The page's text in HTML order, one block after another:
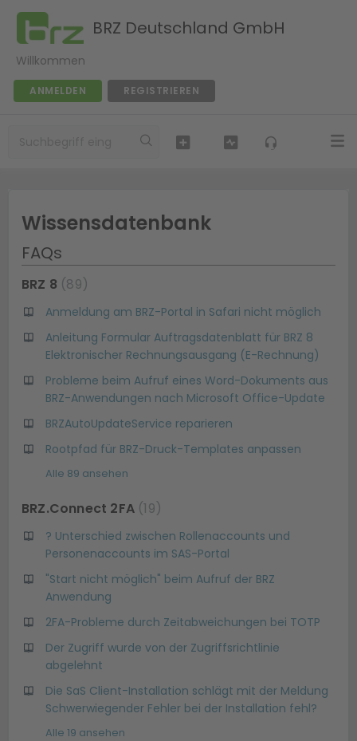
BRZ Deutschland GmbH
Willkommen
ANMELDEN REGISTRIEREN
Wissensdatenbank
FAQs
BRZ 8 89
Anmeldung am BRZ-Portal in Safari nicht möglich
Anleitung Formular Auftragsdatenblatt für BRZ 8
Elektronischer Rechnungsausgang (E-Rechnung)
Probleme beim Aufruf eines Word-Dokuments aus
BRZ-Anwendungen nach Microsoft Office-Update
BRZAutoUpdateService reparieren
Rootpfad für BRZ-Druck-Templates anpassen
Alle 89 ansehen
BRZ.Connect 2FA 19
? Unterschied zwischen Rollenaccounts und
Personenaccounts im SAS-Portal
"Start nicht möglich" beim Aufruf der BRZ
Anwendung
2FA-Probleme durch Zeitabweichungen bei TOTP
Der Zugriff wurde von der Zugriffsrichtlinie
abgelehnt
Die SaS Client-Installation schlägt mit der Meldung
Schwerwiegender Fehler bei der Installation fehl?
Alle 19 ansehen